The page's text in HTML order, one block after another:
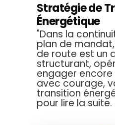
Stratégie de
Énergétique
"Dans la
plan de
de route est un
structurant,
engager encore
avec courage,
transition
pour lire la suite.